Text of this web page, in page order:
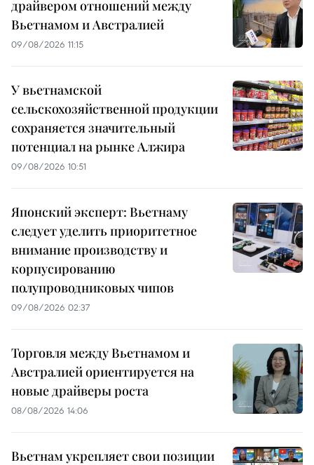
драйвером отношений между
Вьетнамом и Австралией
09/08/2026 11:15
У вьетнамской
сельскохозяйственной продукции
сохраняется значительный
потенциал на рынке Алжира
09/08/2026 10:51
Японский эксперт: Вьетнаму
следует уделить приоритетное
внимание производству и
корпусированию
полупроводниковых чипов
09/08/2026 02:37
Торговля между Вьетнамом и
Австралией ориентируется на
новые драйверы роста
08/08/2026 14:06
Вьетнам укрепляет свои позиции